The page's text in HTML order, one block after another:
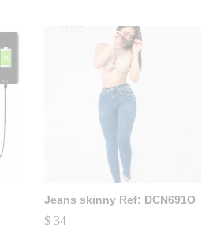
Jeans skinny Ref: DCN691O
$ 34